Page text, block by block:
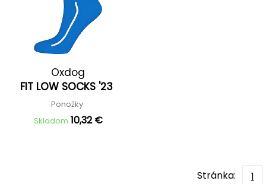
Oxdog
FIT LOW SOCKS '23
Ponožky
Skladom 10,32 €
Stránka: 1